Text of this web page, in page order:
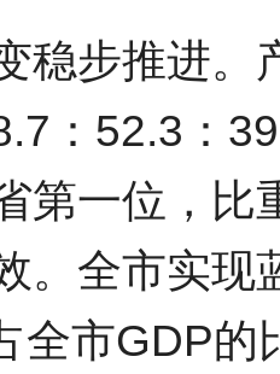
稳步推进。
：52.3：
第一位，比
。全市实现
全市GDP的